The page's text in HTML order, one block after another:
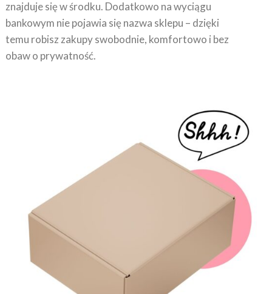
bankowym nie pojawia się nazwa sklepu – dzięki
temu robisz zakupy swobodnie, komfortowo i bez
obaw o prywatność.